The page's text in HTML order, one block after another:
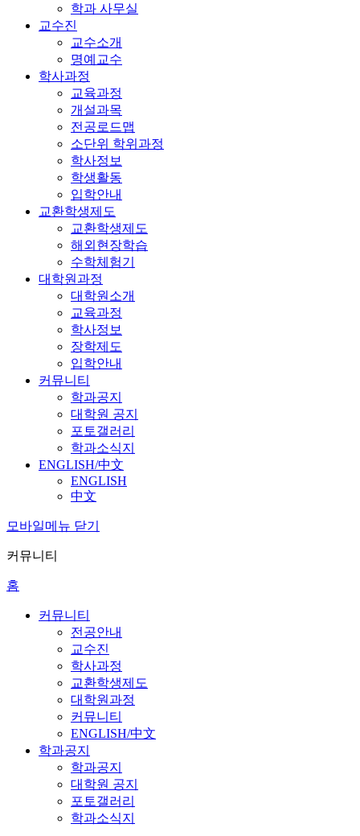
학과 사무실
교수진
교수소개
명예교수
학사과정
교육과정
개설과목
전공로드맵
소단위 학위과정
학사정보
학생활동
입학안내
교환학생제도
교환학생제도
해외현장학습
수학체험기
대학원과정
대학원소개
교육과정
학사정보
장학제도
입학안내
커뮤니티
학과공지
대학원 공지
포토갤러리
학과소식지
ENGLISH/中文
ENGLISH
中文
모바일메뉴 닫기
커뮤니티
홈
커뮤니티
전공안내
교수진
학사과정
교환학생제도
대학원과정
커뮤니티
ENGLISH/中文
학과공지
학과공지
대학원 공지
포토갤러리
학과소식지